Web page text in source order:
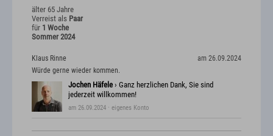
älter 65 Jahre
Verreist als Paar
für 1 Woche
Sommer 2024
am 26.09.2024
Klaus Rinne
Würde gerne wieder kommen.
Jochen Häfele › Ganz herzlichen Dank, Sie sind
jederzeit willkommen!
am 26.09.2024 · eigenes Konto